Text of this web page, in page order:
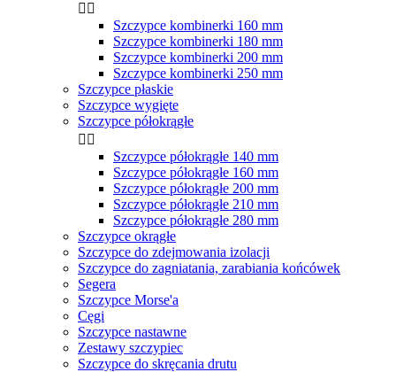
 
Szczypce kombinerki 160 mm
Szczypce kombinerki 180 mm
Szczypce kombinerki 200 mm
Szczypce kombinerki 250 mm
Szczypce płaskie
Szczypce wygięte
Szczypce półokrągłe
 
Szczypce półokrągłe 140 mm
Szczypce półokrągłe 160 mm
Szczypce półokrągłe 200 mm
Szczypce półokrągłe 210 mm
Szczypce półokrągłe 280 mm
Szczypce okrągłe
Szczypce do zdejmowania izolacji
Szczypce do zagniatania, zarabiania końcówek
Segera
Szczypce Morse'a
Cęgi
Szczypce nastawne
Zestawy szczypiec
Szczypce do skręcania drutu